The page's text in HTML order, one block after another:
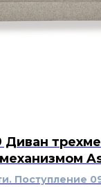
Диван
Поступление